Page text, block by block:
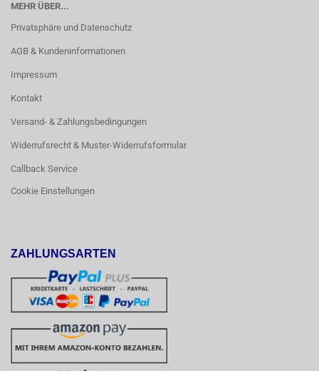
MEHR ÜBER...
Privatsphäre und Datenschutz
AGB & Kundeninformationen
Impressum
Kontakt
Versand- & Zahlungsbedingungen
Widerrufsrecht & Muster-Widerrufsformular
Callback Service
Cookie Einstellungen
ZAHLUNGSARTEN